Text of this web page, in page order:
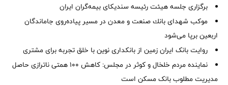
برگزاری جلسه هیئت رئیسه سندیکای بیمه‌گران ایران
موكب شهدای بانك صنعت و معدن در مسیر پیاده‌روی جاماندگان
اربعین برپا می‌شود
روایت بانک ایران زمین از بانکداری نوین با خلق تجربه برای مشتری
نماینده مردم خلخال و کوثر در مجلس: کاهش ۱۰۰ همتی ناترازی حاصل
مدیریت مطلوب بانک مسکن است